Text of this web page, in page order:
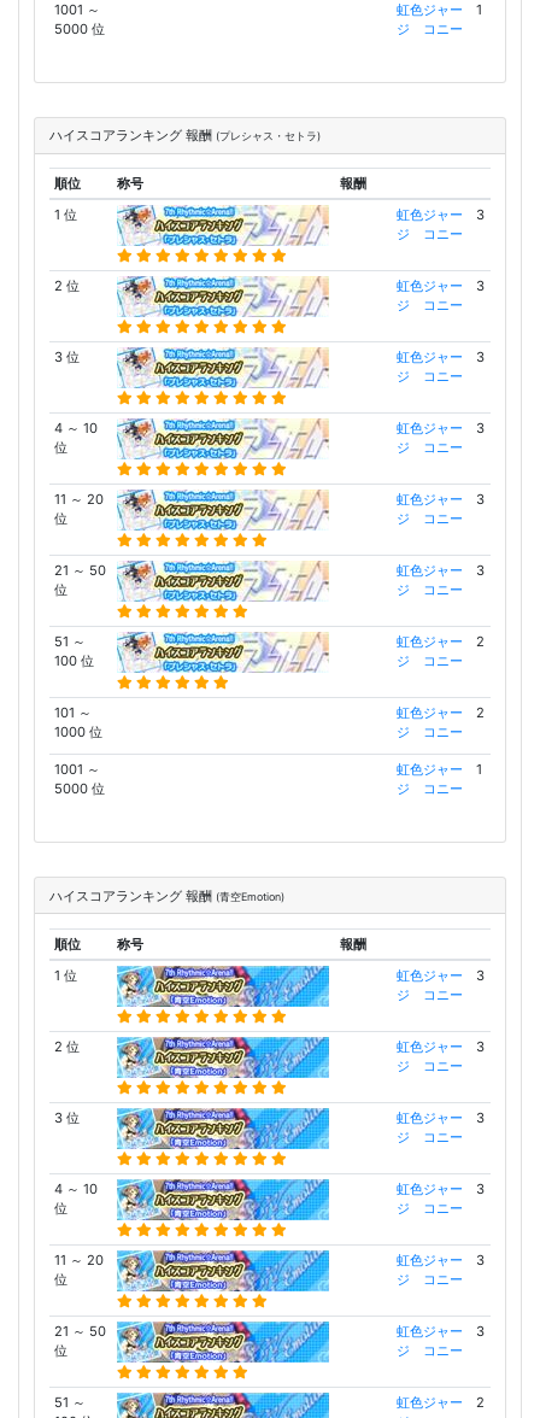
1001 ～
5000 位
虹色ジャー
ジ コニー
1
ハイスコアランキング 報酬 (プレシャス・セトラ)
順位 称号
報酬
1 位
虹色ジャー
ジ コニー
3
2 位
虹色ジャー
ジ コニー
3
3 位
虹色ジャー
ジ コニー
3
4 ～ 10
位
虹色ジャー
ジ コニー
3
11 ～ 20
位
虹色ジャー
ジ コニー
3
21 ～ 50
位
虹色ジャー
ジ コニー
3
51 ～
100 位
虹色ジャー
ジ コニー
2
101 ～
1000 位
虹色ジャー
ジ コニー
2
1001 ～
5000 位
虹色ジャー
ジ コニー
1
ハイスコアランキング 報酬 (青空Emotion)
順位 称号
報酬
1 位
虹色ジャー
ジ コニー
3
2 位
虹色ジャー
ジ コニー
3
3 位
虹色ジャー
ジ コニー
3
4 ～ 10
位
虹色ジャー
ジ コニー
3
11 ～ 20
位
虹色ジャー
ジ コニー
3
21 ～ 50
位
虹色ジャー
ジ コニー
3
51 ～
虹色ジャー
2